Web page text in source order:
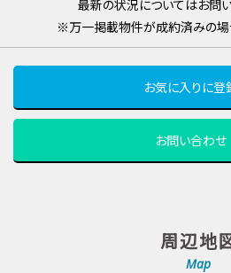
最新の状況についてはお問い
※万一掲載物件が成約済みの場
お気に入りに登
お問い合わせ
周辺地
Map